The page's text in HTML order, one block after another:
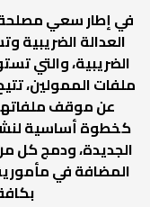
في إطار سعي مصلحة
العدالة الضريبية
الضريبية، والتي
ملفات الممولين،
عن موقف
كخطوة أساسية
الجديدة، ودمج كل
المضافة في